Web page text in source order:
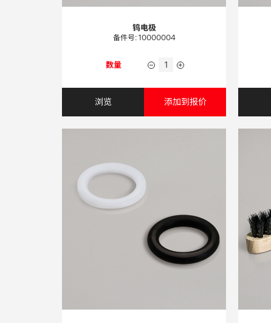
钨电极
备件号: 10000004
数量
浏览 添加到报价